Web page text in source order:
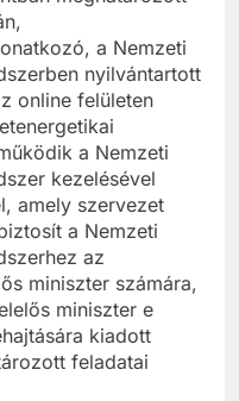
a Nemzeti
nyilvántartott
online felületen
a Nemzeti
kezelésével
amely szervezet
a Nemzeti
az
miniszter számára,
miniszter e
kiadott
feladatai